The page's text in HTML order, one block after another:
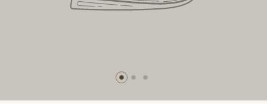
BUTTON LABELBUTTON LABEL